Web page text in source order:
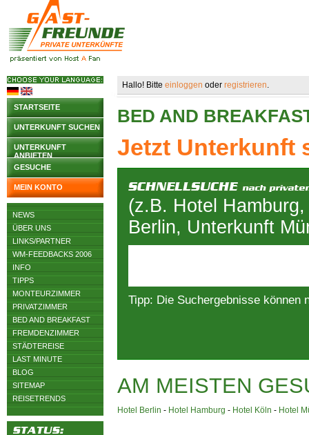
STARTSEITE
UNTERKUNFT SUCHEN
UNTERKUNFT
ANBIETEN
GESUCHE
MEIN KONTO
NEWS
ÜBER UNS
LINKS/PARTNER
WM-FEEDBACKS 2006
INFO
TIPPS
MONTEURZIMMER
PRIVATZIMMER
BED AND BREAKFAST
FREMDENZIMMER
STÄDTEREISE
LAST MINUTE
BLOG
SITEMAP
REISETRENDS
Hallo! Bitte einloggen oder registrieren.
BED AND
Jetzt Unterkunft
(z.B. Hotel
Berlin, Unterkunft
Tipp: Die Suchergebnisse können
AM MEISTEN
Hotel Berlin - Hotel Hamburg - Hotel Köln - Hotel